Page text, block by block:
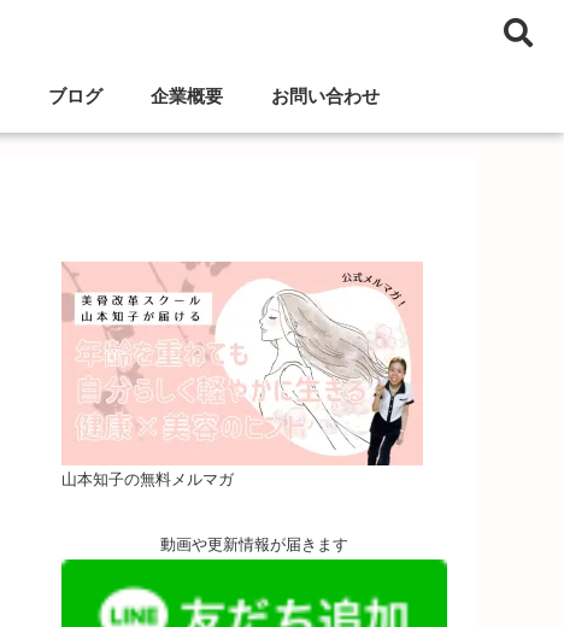
ブログ 企業概要 お問い合わせ
山本知子の無料メルマガ
動画や更新情報が届きます